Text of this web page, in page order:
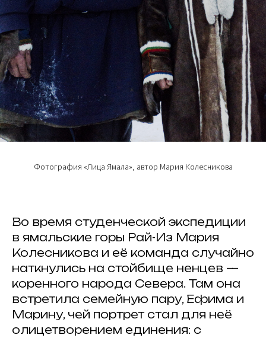
Фотография «Лица Ямала», автор Мария Колесникова
Во время студенческой экспедиции
в ямальские горы Рай-Из Мария
Колесникова и её команда случайно
наткнулись на стойбище ненцев —
коренного народа Севера. Там она
встретила семейную пару, Ефима и
Марину, чей портрет стал для неё
олицетворением единения: с